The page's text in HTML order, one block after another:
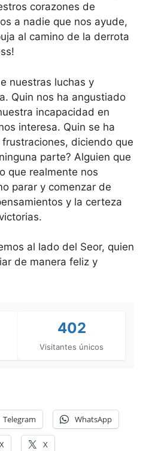
corazones de
a nadie que nos ayude,
al camino de la derrota
nuestras luchas y
Quin nos ha angustiado
incapacidad en
interesa. Quin se ha
diciendo que
parte? Alguien que
que realmente nos
parar y comenzar de
y la certeza
al lado del Seor, quien
de manera feliz y
402
Visitantes únicos
Telegram WhatsApp
X X